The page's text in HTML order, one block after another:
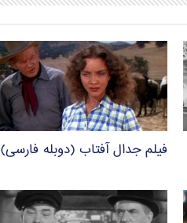
فیلم جدال آفتاب (دوبله فارسی)